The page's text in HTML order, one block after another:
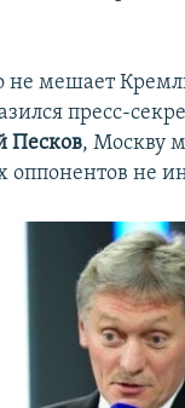
не мешает
пресс-
Песков, Москву
не